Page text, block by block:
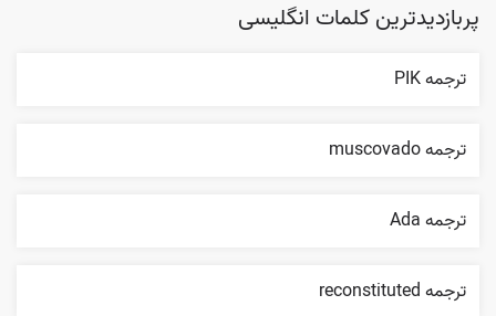
پربازدیدترین کلمات انگلیسی
ترجمه PIK
ترجمه muscovado
ترجمه Ada
ترجمه reconstituted